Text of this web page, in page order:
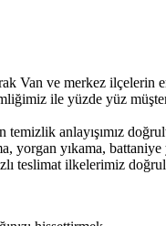
Van ve merkez
ile yüzde yüz
anlayışımız
yıkama,
teslimat ilkelerimiz